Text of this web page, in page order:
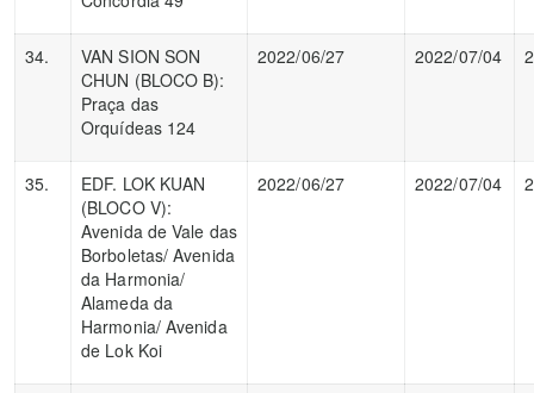
34.
VAN SION SON
CHUN (BLOCO B):
Praça das
Orquídeas 124
2022/06/27 2022/07/04
35.
EDF. LOK KUAN
(BLOCO V):
Avenida de Vale das
Borboletas/ Avenida
da Harmonia/
Alameda da
Harmonia/ Avenida
de Lok Koi
2022/06/27 2022/07/04